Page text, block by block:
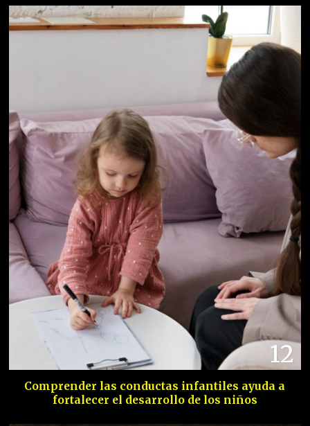
12
Comprender las conductas infantiles ayuda a
fortalecer el desarrollo de los niños